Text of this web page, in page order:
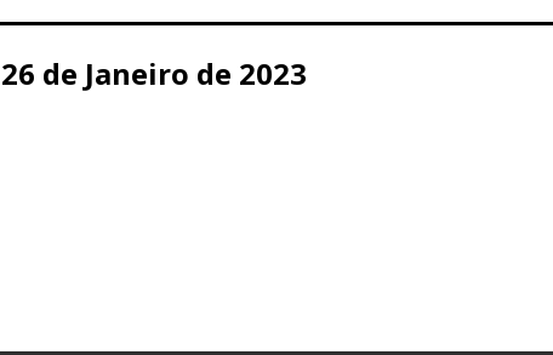
de Janeiro de 2023